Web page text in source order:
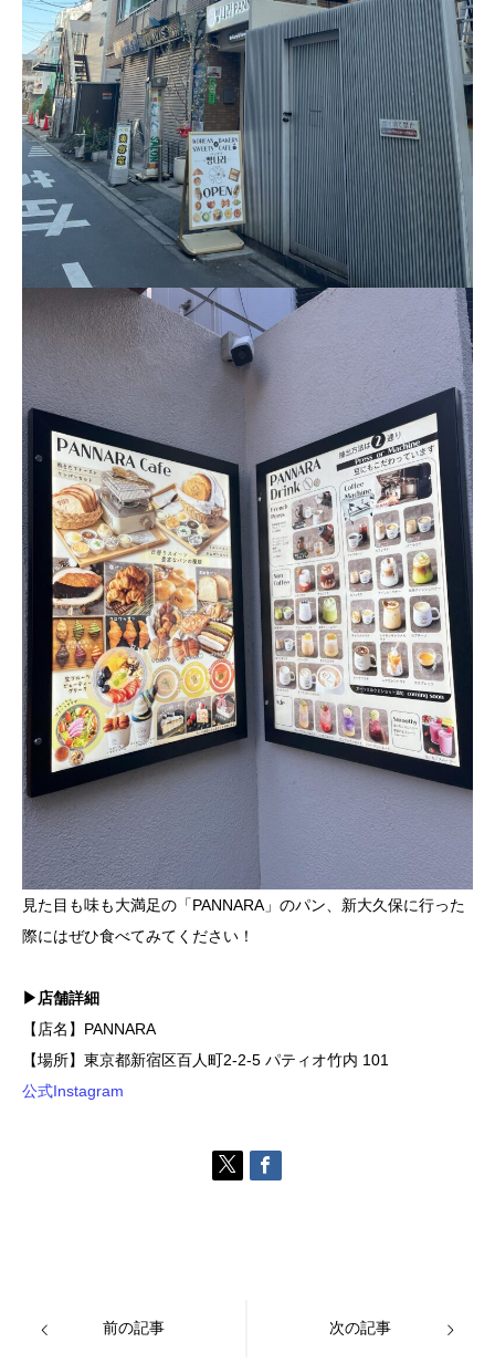
見た目も味も大満足の「PANNARA」のパン、新大久保に行った
際にはぜひ食べてみてください！
▶店舗詳細
【店名】PANNARA
【場所】東京都新宿区百人町2-2-5 パティオ竹内 101
公式Instagram
前の記事 次の記事